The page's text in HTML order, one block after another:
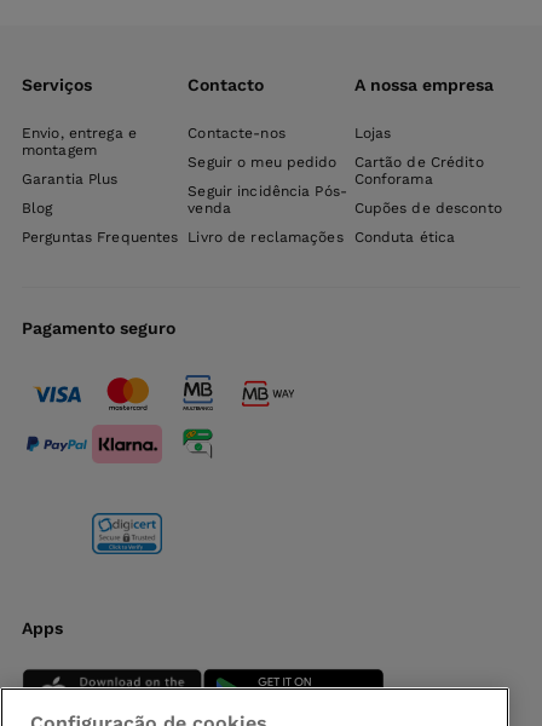
Serviços
Envio, entrega e
montagem
Garantia Plus
Blog
Perguntas Frequentes
Contacto
Contacte-nos
Seguir o meu pedido
Seguir incidência Pós-
venda
Livro de reclamações
A nossa empresa
Lojas
Cartão de Crédito
Conforama
Cupões de desconto
Conduta ética
Pagamento seguro
Apps